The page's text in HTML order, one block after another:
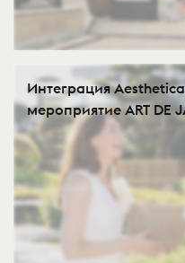
Интеграция
мероприятие ART DE